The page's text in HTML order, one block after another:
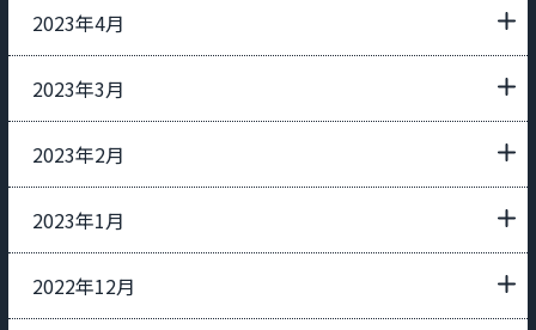
2023年4月
2023年3月
2023年2月
2023年1月
2022年12月